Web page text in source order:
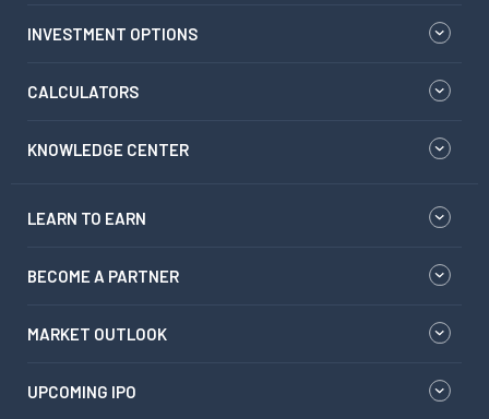
INVESTMENT OPTIONS
CALCULATORS
KNOWLEDGE CENTER
LEARN TO EARN
BECOME A PARTNER
MARKET OUTLOOK
UPCOMING IPO